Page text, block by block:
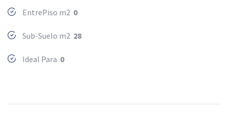
EntrePiso m2 0
Sub-Suelo m2 28
Ideal Para 0